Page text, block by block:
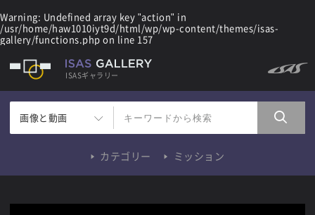
Warning: Undefined array key "action" in
/usr/home/haw1010iyt9d/html/wp/wp-content/themes/isas-
gallery/functions.php on line 157
ISASギャラリー
画像と動画
カテゴリー ミッション